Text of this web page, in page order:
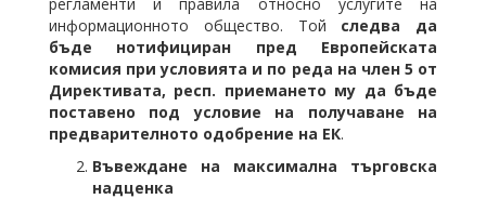
информационното общество. Той следва да
бъде нотифициран пред Европейската
комисия при условията и по реда на член 5 от
Директивата, респ. приемането му да бъде
поставено под условие на получаване на
предварителното одобрение на ЕК.
Въвеждане на максимална търговска
надценка